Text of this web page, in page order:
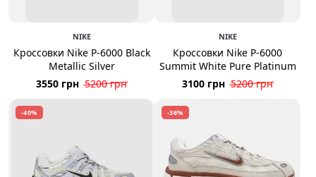
NIKE
Кроссовки Nike P-6000 Black
Metallic Silver
3550 грн 5200 грн
NIKE
Кроссовки Nike P-6000
Summit White Pure Platinum
3100 грн 5200 грн
-40% -36%